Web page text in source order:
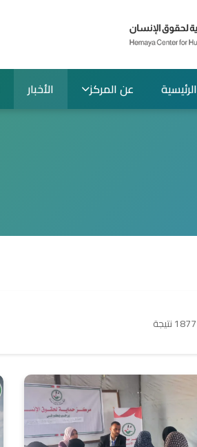
الرئيسية عن المركز الأخبار